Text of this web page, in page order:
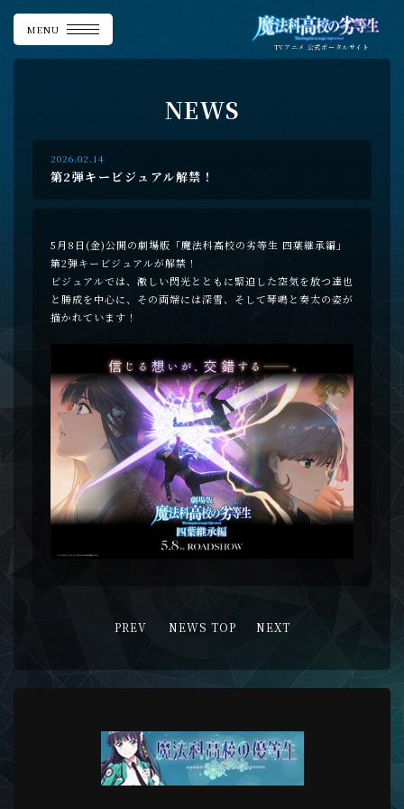
MENU
TVアニメ 公式ポータルサイト
NEWS
2026.02.14
第2弾キービジュアル解禁！
5月8日(金)公開の劇場版「魔法科高校の劣等生 四葉継承編」
第2弾キービジュアルが解禁！
ビジュアルでは、激しい閃光とともに緊迫した空気を放つ達也
と勝成を中心に、その両端には深雪、そして琴鳴と奏太の姿が
描かれています！
PREV NEWS TOP NEXT